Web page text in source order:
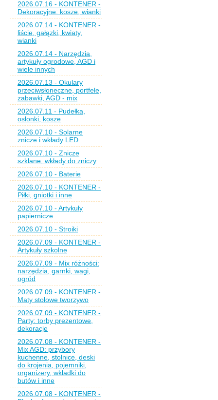
2026.07.16 - KONTENER -
Dekoracyjne: kosze, wianki
2026.07.14 - KONTENER -
liście, gałązki, kwiaty,
wianki
2026.07.14 - Narzędzia,
artykuły ogrodowe, AGD i
wiele innych
2026.07.13 - Okulary
przeciwsłoneczne, portfele,
zabawki, AGD - mix
2026.07.11 - Pudełka,
osłonki, kosze
2026.07.10 - Solarne
znicze i wkłady LED
2026.07.10 - Znicze
szklane, wkłady do zniczy
2026.07.10 - Baterie
2026.07.10 - KONTENER -
Piłki, gniotki i inne
2026.07.10 - Artykuły
papiernicze
2026.07.10 - Stroiki
2026.07.09 - KONTENER -
Artykuły szkolne
2026.07.09 - Mix różności:
narzędzia, garnki, wagi,
ogród
2026.07.09 - KONTENER -
Maty stołowe tworzywo
2026.07.09 - KONTENER -
Party: torby prezentowe,
dekoracje
2026.07.08 - KONTENER -
Mix AGD: przybory
kuchenne, stolnice, deski
do krojenia, pojemniki,
organizery, wkładki do
butów i inne
2026.07.08 - KONTENER -